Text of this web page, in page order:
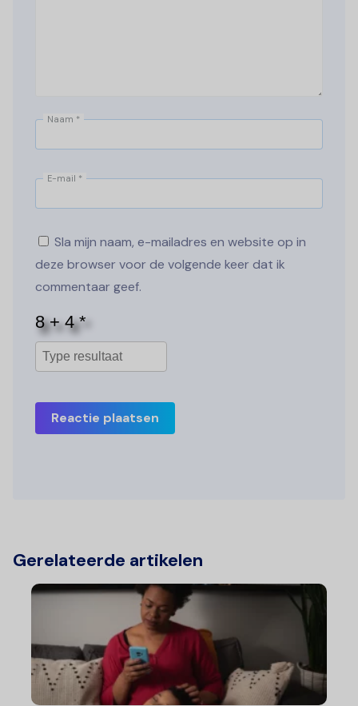
Naam *
E-mail *
Sla mijn naam, e-mailadres en website op in
deze browser voor de volgende keer dat ik
commentaar geef.
Reactie plaatsen
Gerelateerde artikelen